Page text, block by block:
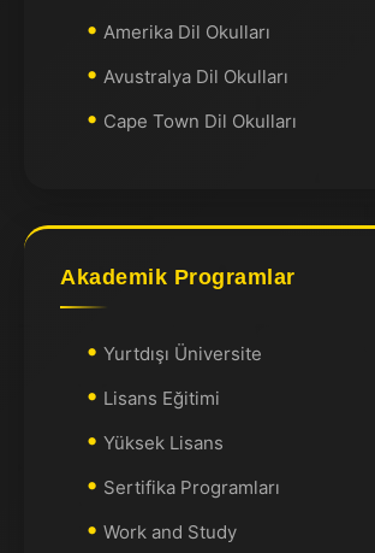
Amerika Dil Okulları
Avustralya Dil Okulları
Cape Town Dil Okulları
Akademik Programlar
Yurtdışı Üniversite
Lisans Eğitimi
Yüksek Lisans
Sertifika Programları
Work and Study